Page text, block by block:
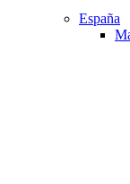
España